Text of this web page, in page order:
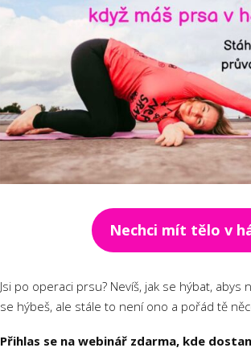
Nechci mít tělo v
Jsi po operaci prsu? Nevíš, jak se hýbat, abys
se hýbeš, ale stále to není ono a pořád tě
Přihlas se na webinář zdarma, kde